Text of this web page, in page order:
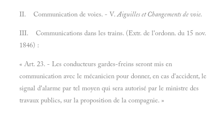
II. Communication de voies. - V.Aiguilles etChangements de voie.
III. Communications dans les trains. (Extr. de l'ordonn. du 15 nov.
1846) :
« Art. 23. - Les conducteurs gardes-freins seront mis en
communication avec le mécanicien pour donner, en cas d'accident, le
signal d'alarme par tel moyen qui sera autorisé par le ministre des
travaux publics, sur la proposition de la compagnie. »